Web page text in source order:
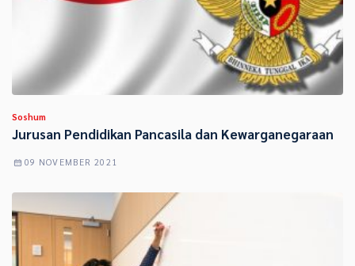
Soshum
Jurusan Pendidikan Pancasila dan Kewarganegaraan
09 NOVEMBER 2021